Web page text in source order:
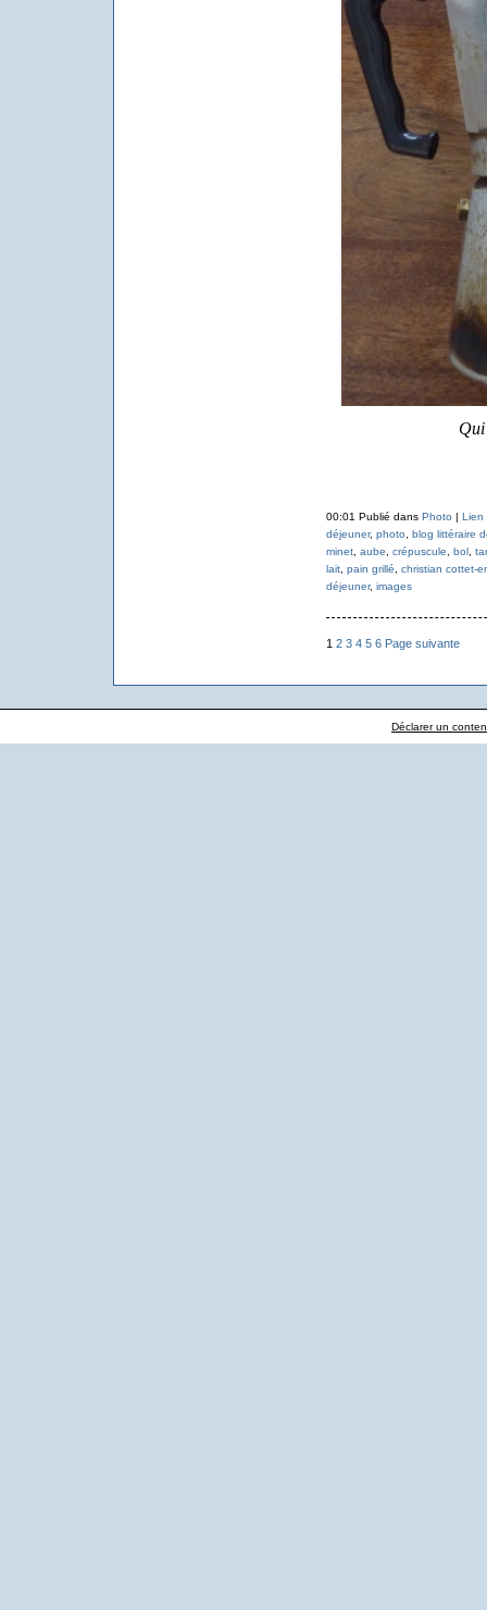
Qui
00:01 Publié dans Photo | Lien
déjeuner, photo
blog littéraire
minet, aube crépuscule bol,
lait, pain grillé
christian cottet-
déjeuner, images
1 2 3 4 5 6 Page suivante
Déclarer un